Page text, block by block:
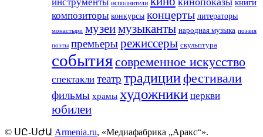
инструменты исполнители книги
композиторы конкурсы концерты литераторы
монастыри музеимузыканты народная музыка поэзия
поэты премьерырежиссеры скульптура
событиясовременное искусство
спектакли театр традициифестивали
фильмы храмы художники церкви
юбилеи
© ՍԸ-ՍԺԱ Armenia.ru, «Медиафабрика „Аракс“».